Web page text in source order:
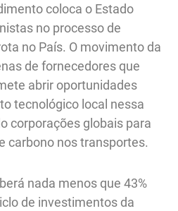
coloca o Estado
no processo de
no País. O movimento da
de fornecedores que
abrir oportunidades
tecnológico local nessa
corporações globais para
carbono nos transportes.
nada menos que 43%
de investimentos da